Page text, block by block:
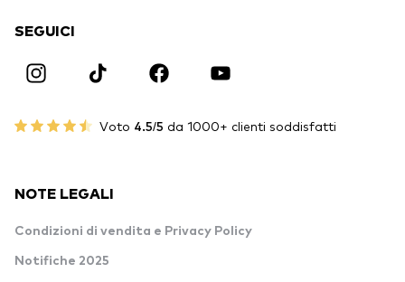
SEGUICI
Voto 4.5/5 da 1000+ clienti soddisfatti
NOTE LEGALI
Condizioni di vendita e Privacy Policy
Notifiche 2025